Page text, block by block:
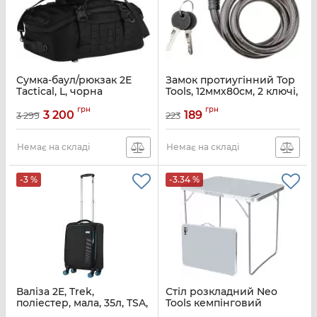
Сумка-баул/рюкзак 2Е
Tactical, L, чорна
3 299 3 200 грн
Немає на складі
Замок протиугінний Top
Tools, 12ммх80см, 2 ключі,
Артикул: 90U245
223 189 грн
Немає на складі
-3 %
Валіза 2E, Trek,
поліестер, мала, 35л, TSA,
-3.34 %
Стіл розкладний Neo
Tools кемпінговий